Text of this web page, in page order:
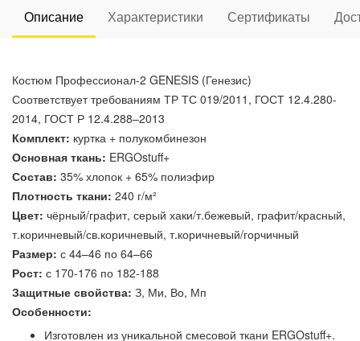
Описание Характеристики Сертификаты
Костюм Профессионал-2 GENESIS (Генезис)
Соответствует требованиям ТР ТС 019/2011, ГОСТ 12.4.280-
2014, ГОСТ Р 12.4.288–2013
Комплект: куртка + полукомбинезон
Основная ткань: ERGOstuff+
Состав: 35% хлопок + 65% полиэфир
Плотность ткани: 240 г/м²
Цвет: чёрный/графит, серый хаки/т.бежевый, графит/красный,
т.коричневый/св.коричневый, т.коричневый/горчичный
Размер: с 44–46 по 64–66
Рост: с 170-176 по 182-188
Защитные свойства: З, Ми, Во, Мп
Особенности:
Изготовлен из уникальной смесовой ткани ERGOstuff+.